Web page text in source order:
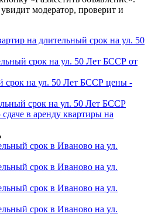
модератор, проверит и
на длительный срок на ул. 50
срок на ул. 50 Лет БССР от
срок на ул. 50 Лет БССР цены -
срок на ул. 50 Лет БССР
в аренду квартиры на
срок в Иваново на ул.
срок в Иваново на ул.
срок в Иваново на ул.
срок в Иваново на ул.